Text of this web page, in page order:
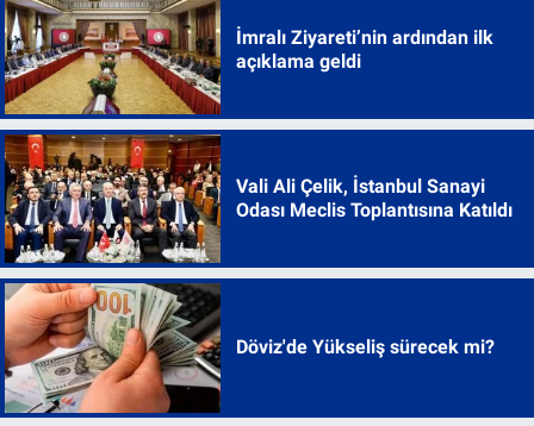
İmralı Ziyareti’nin ardından ilk
açıklama geldi
Vali Ali Çelik, İstanbul Sanayi
Odası Meclis Toplantısına Katıldı
Döviz'de Yükseliş sürecek mi?